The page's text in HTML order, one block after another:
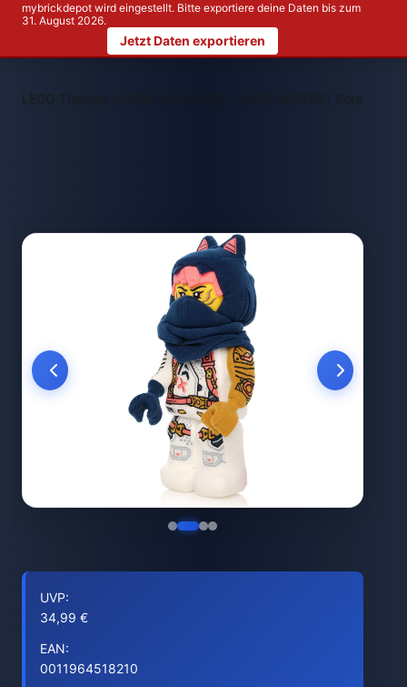
mybrickdepot wird eingestellt. Bitte exportiere deine Daten bis zum
31. August 2026.
Jetzt Daten exportieren
LEGO Themen > LEGO 5007961 Sora
UVP:
34,99 €
EAN:
0011964518210